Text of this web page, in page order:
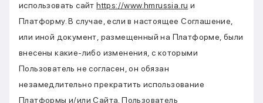
использовать сайтhttps://www.hmrussia.ru и
Платформу. В случае, если в настоящее Соглашение,
или иной документ, размещенный на Платформе, были
внесены какие-либо изменения, с которыми
Пользователь не согласен, он обязан
незамедлительно прекратить использование
Платформы и/или Сайта. Пользователь